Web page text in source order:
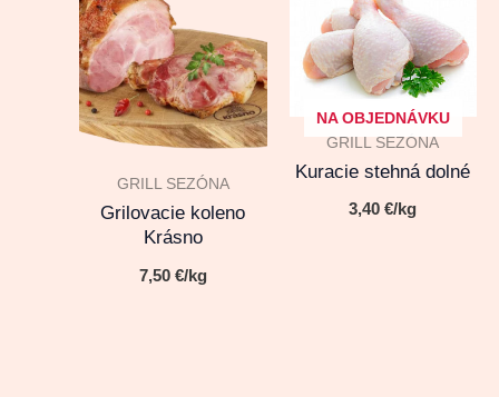
GRILL SEZÓNA
Grilovacie koleno
Krásno
7,50 €/kg
NA OBJEDNÁVKU
GRILL SEZÓNA
Kuracie stehná dolné
3,40€/kg